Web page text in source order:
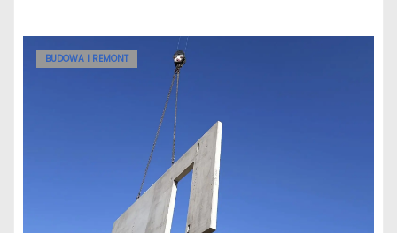
BUDOWA I REMONT